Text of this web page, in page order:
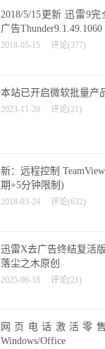
2018/5/15更新 迅雷9
广告Thunder9.1.49.1060
2018-05-15 评论(377)
本站已开启微软批量产
2023-11-20 评论(21)
新：远程控制
期+5分钟限制)
2018-03-24 评论(632)
迅雷X去广告终结复活
落尘之木原创
2025-06-18 评论(21)
网页电话激活零
Windows/Office